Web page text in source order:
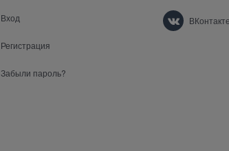
Вход
Регистрация
Забыли пароль?